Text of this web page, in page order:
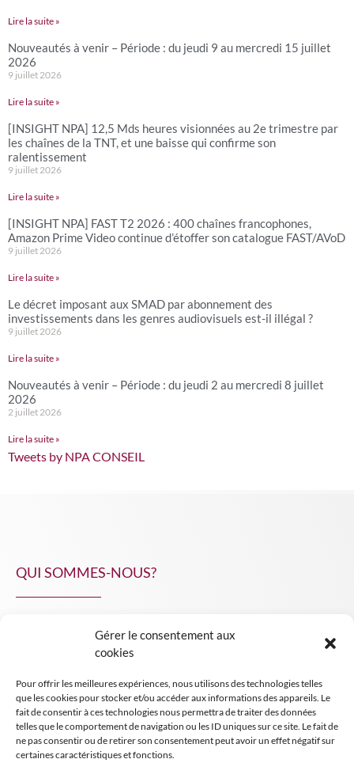
Gérer le consentement aux
cookies
Pour offrir les meilleures expériences, nous utilisons des technologies telles
que les cookies pour stocker et/ou accéder aux informations des appareils. Le
fait de consentir à ces technologies nous permettra de traiter des données
telles que le comportement de navigation ou les ID uniques sur ce site. Le fait de
ne pas consentir ou de retirer son consentement peut avoir un effet négatif sur
certaines caractéristiques et fonctions.
Lire la suite »
Nouveautés à venir – Période : du jeudi 9 au mercredi 15 juillet
2026
9 juillet 2026
Lire la suite »
[INSIGHT NPA] 12,5 Mds heures visionnées au 2e trimestre par
les chaînes de la TNT, et une baisse qui confirme son
ralentissement
9 juillet 2026
Lire la suite »
[INSIGHT NPA] FAST T2 2026 : 400 chaînes francophones,
Amazon Prime Video continue d’étoffer son catalogue FAST/AVoD
9 juillet 2026
Lire la suite »
Le décret imposant aux SMAD par abonnement des
investissements dans les genres audiovisuels est-il illégal ?
9 juillet 2026
Lire la suite »
Nouveautés à venir – Période : du jeudi 2 au mercredi 8 juillet
2026
2 juillet 2026
Lire la suite »
Tweets by NPA CONSEIL
QUI SOMMES-NOUS?
INSIGHT NPA